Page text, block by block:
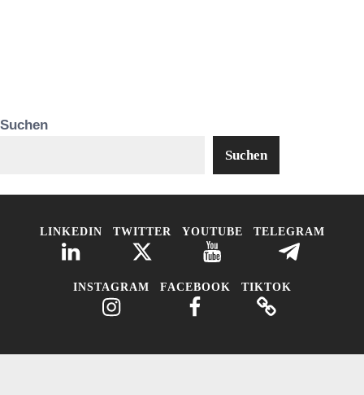
Suchen
Suchen
LINKEDIN TWITTER YOUTUBE TELEGRAM
INSTAGRAM FACEBOOK TIKTOK